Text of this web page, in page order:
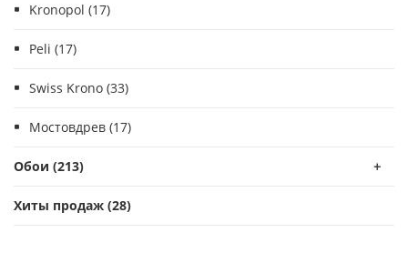
Kronopol (17)
Peli (17)
Swiss Krono (33)
Мостовдрев (17)
Обои (213) +
Хиты продаж (28)